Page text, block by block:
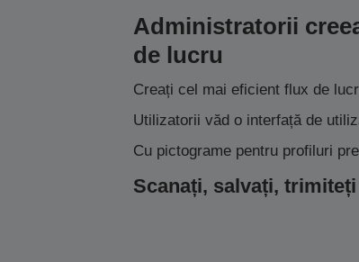
Administratorii
de lucru
Creați cel mai eficient flux de
Utilizatorii văd o interfață de
Cu pictograme pentru profiluri
Scanați, salvați,